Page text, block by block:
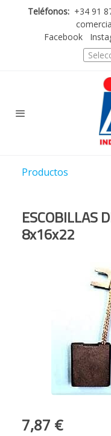
Teléfonos: +34 91
Facebook
Productos
ESCOBILLAS
8x16x22
7,87 €